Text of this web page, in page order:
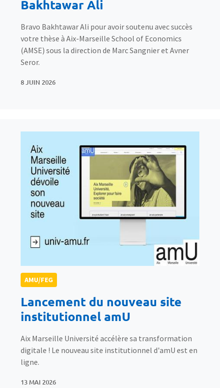
Bakhtawar Ali
Bravo Bakhtawar Ali pour avoir soutenu avec succès
votre thèse à Aix-Marseille School of Economics
(AMSE) sous la direction de Marc Sangnier et Avner
Seror.
8 JUIN 2026
AMU/FEG
Lancement du nouveau site
institutionnel amU
Aix Marseille Université accélère sa transformation
digitale ! Le nouveau site institutionnel d'amU est en
ligne.
13 MAI 2026